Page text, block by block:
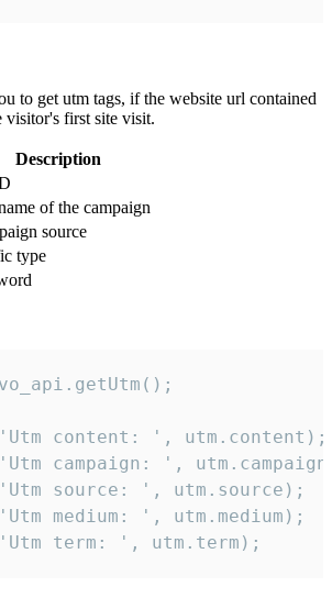
to get utm tags, if the website url contained
visitor's first site visit.
Description
of the campaign
source
type
content: ', utm.content);
campaign: ',
source: ', utm.source);
medium: ', utm.medium);
term: ', utm.term);